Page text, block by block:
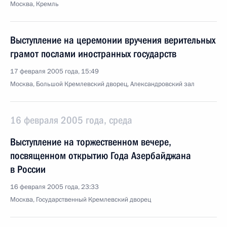
Москва, Кремль
Выступление на церемонии вручения верительных
грамот послами иностранных государств
17 февраля 2005 года, 15:49
Москва, Большой Кремлевский дворец, Александровский зал
16 февраля 2005 года, среда
Выступление на торжественном вечере,
посвященном открытию Года Азербайджана
в России
16 февраля 2005 года, 23:33
Москва, Государственный Кремлевский дворец